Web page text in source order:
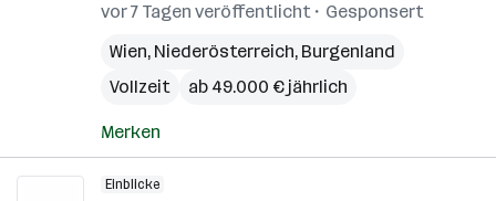
vor 7 Tagen veröffentlicht
Gesponsert
Wien, Niederösterreich, Burgenland
Vollzeit
ab 49.000 € jährlich
Merken
Einblicke